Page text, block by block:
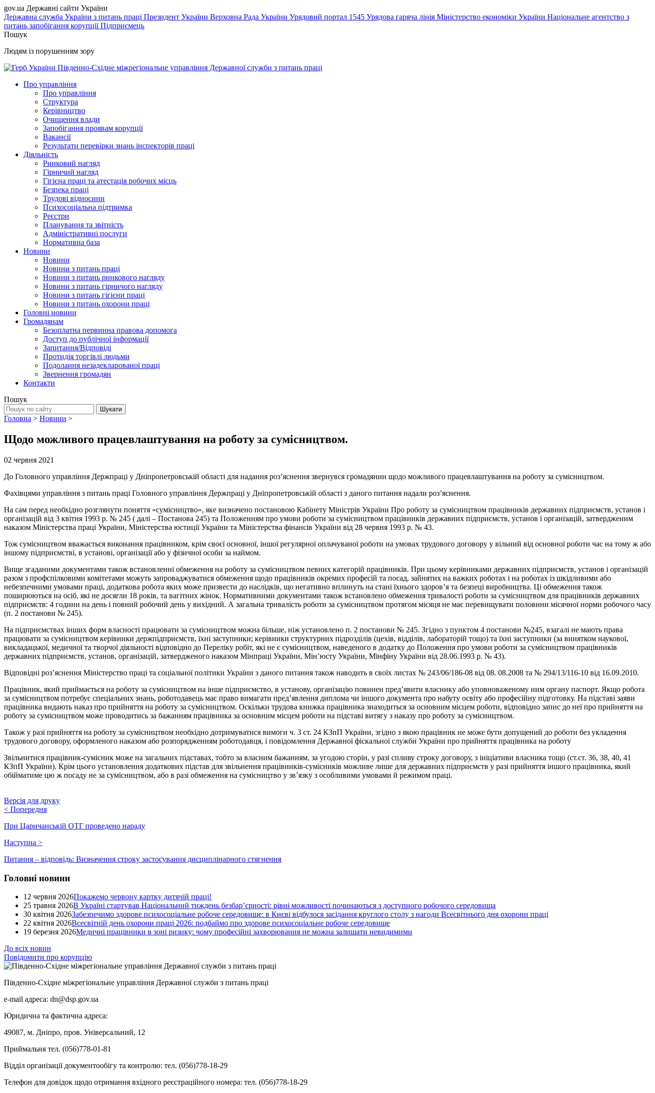
gov.ua Державні сайти України
Державна служба України з питань праці Президент України Верховна Рада України Урядовий портал 1545 Урядова гаряча лінія Міністерство економіки України Національне агентство з
питань запобігання корупціїПідприємець
Пошук
Людям із порушенням зору
Південно-Східне міжрегіональне управління Державної служби з питань праці
Про управління
Про управління
Структура
Керівництво
Очищення влади
Запобігання проявам корупції
Вакансії
Результати перевірки знань інспекторів праці
Діяльність
Ринковий нагляд
Гірничий нагляд
Гігієна праці та атестація робочих місць
Безпека праці
Трудові відносини
Психосоціальна підтримка
Реєстри
Планування та звітність
Адміністративні послуги
Нормативна база
Новини
Новини
Новини з питань праці
Новини з питань ринкового нагляду
Новини з питань гірничого нагляду
Новини з питань гігієни праці
Новини з питань охорони праці
Головні новини
Громадянам
Безоплатна первинна правова допомога
Доступ до публічної інформації
Запитання/Відповіді
Протидія торгівлі людьми
Подолання незадекларованої праці
Звернення громадян
Контакти
Пошук
Головна > Новини >
Щодо можливого працевлаштування на роботу за сумісництвом.
02 червня 2021
До Головного управління Держпраці у Дніпропетровській області для надання роз’яснення звернувся громадянин щодо можливого працевлаштування на роботу за сумісництвом.
Фахівцями управління з питань праці Головного управління Держпраці у Дніпропетровській області з даного питання надали роз’яснення.
На сам перед необхідно розглянути поняття «сумісництво», яке визначено постановою Кабінету Міністрів України Про роботу за сумісництвом працівників державних підприємств, установ і
організацій від 3 квітня 1993 р. № 245 ( далі – Постанова 245) та Положенням про умови роботи за сумісництвом працівників державних підприємств, установ і організацій, затвердженим
наказом Міністерства праці України, Міністерства юстиції України та Міністерства фінансів України від 28 червня 1993 р. № 43.
Тож сумісництвом вважається виконання працівником, крім своєї основної, іншої регулярної оплачуваної роботи на умовах трудового договору у вільний від основної роботи час на тому ж або
іншому підприємстві, в установі, організації або у фізичної особи за наймом.
Вище згаданими документами також встановленні обмеження на роботу за сумісництвом певних категорій працівників. При цьому керівниками державних підприємств, установ і організацій
разом з профспілковими комітетами можуть запроваджуватися обмеження щодо працівників окремих професій та посад, зайнятих на важких роботах і на роботах із шкідливими або
небезпечними умовами праці, додаткова робота яких може призвести до наслідків, що негативно вплинуть на стані їхнього здоров’я та безпеці виробництва. Ці обмеження також
поширюються на осіб, які не досягли 18 років, та вагітних жінок. Нормативними документами також встановлено обмеження тривалості роботи за сумісництвом для працівників державних
підприємств: 4 години на день і повний робочий день у вихідний. А загальна тривалість роботи за сумісництвом протягом місяця не має перевищувати половини місячної норми робочого часу
(п. 2 постанови № 245).
На підприємствах інших форм власності працювати за сумісництвом можна більше, ніж установлено п. 2 постанови № 245. Згідно з пунктом 4 постанови №245, взагалі не мають права
працювати за сумісництвом керівники держпідприємств, їхні заступники; керівники структурних підрозділів (цехів, відділів, лабораторій тощо) та їхні заступники (за винятком наукової,
викладацької, медичної та творчої діяльності відповідно до Переліку робіт, які не є сумісництвом, наведеного в додатку до Положення про умови роботи за сумісництвом працівників
державних підприємств, установ, організацій, затвердженого наказом Мінпраці України, Мін’юсту України, Мінфіну України від 28.06.1993 р. № 43).
Відповідні роз’яснення Міністерство праці та соціальної політики України з даного питання також наводить в своїх листах № 243/06/186-08 від 08. 08.2008 та № 294/13/116-10 від 16.09.2010.
Працівник, який приймається на роботу за сумісництвом на інше підприємство, в установу, організацію повинен пред’явити власнику або уповноваженому ним органу паспорт. Якщо робота
за сумісництвом потребує спеціальних знань, роботодавець має право вимагати пред’явлення диплома чи іншого документа про набуту освіту або професійну підготовку. На підставі заяви
працівника видають наказ про прийняття на роботу за сумісництвом. Оскільки трудова книжка працівника знаходиться за основним місцем роботи, відповідно запис до неї про прийняття на
роботу за сумісництвом може проводитись за бажанням працівника за основним місцем роботи на підставі витягу з наказу про роботу за сумісництвом.
Також у разі прийняття на роботу за сумісництвом необхідно дотримуватися вимоги ч. 3 ст. 24 КЗпП України, згідно з якою працівник не може бути допущений до роботи без укладення
трудового договору, оформленого наказом або розпорядженням роботодавця, і повідомлення Державної фіскальної служби України про прийняття працівника на роботу
Звільнитися працівник-сумісник може на загальних підставах, тобто за власним бажанням, за угодою сторін, у разі спливу строку договору, з ініціативи власника тощо (ст.ст. 36, 38, 40, 41
КЗпП України). Крім цього установлення додаткових підстав для звільнення працівників-сумісників можливе лише для державних підприємств у разі прийняття іншого працівника, який
обійматиме цю ж посаду не за сумісництвом, або в разі обмеження на сумісництво у зв’язку з особливими умовами й режимом праці.
Версія для друку
< Попередня
При Царичанській ОТГ проведено нараду
Наступна >
Питання – відповідь: Визначення строку застосування дисциплінарного стягнення
Головні новини
12 червня 2026Покажемо червону картку дитячій праці!
25 травня 2026В Україні стартував Національний тиждень безбар’єрності: рівні можливості починаються з доступного робочого середовища
30 квітня 2026Забезпечимо здорове психосоціальне робоче середовище: в Києві відбулося засідання круглого столу з нагоди Всесвітнього дня охорони праці
22 квітня 2026Всесвітній день охорони праці 2026: подбаймо про здорове психосоціальне робоче середовище
19 березня 2026Медичні працівники в зоні ризику: чому професійні захворювання не можна залишати невидимими
До всіх новин
Повідомити про корупцію
Південно-Східне міжрегіональне управління Державної служби з питань праці
e-mail адреса: dn@dsp.gov.ua
Юридична та фактична адреса:
49087, м. Дніпро, пров. Універсальний, 12
Приймальня тел. (056)778-01-81
Відділ організації документообігу та контролю: тел. (056)778-18-29
Телефон для довідок щодо отримання вхідного реєстраційного номера: тел. (056)778-18-29